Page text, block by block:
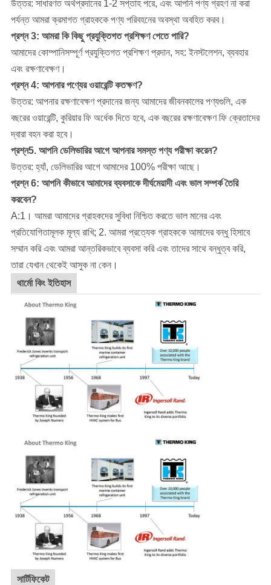
উত্তর: সাধারণত অর্থপ্রদানের 1-2 সপ্তাহ পরে, এবং আপনি পণ্য গ্রহণ না করা
পর্যন্ত আমরা ক্রমাগত গ্রাহককে পণ্য পরিবহনের অবস্থা অবহিত করব।
প্রশ্ন 3: আমরা কি কিছু প্রযুক্তিগত প্রশিক্ষণ পেতে পারি?
আমাদের কোম্পানিসম্পূর্ণ প্রযুক্তিগত প্রশিক্ষণ প্রদান, সহ: ইনস্টলেশন, ব্যবহার
এবং রক্ষণাবেক্ষণ।
প্রশ্ন 4: আপনার পণ্যের ওয়ারেন্টি কতক্ষণ?
উত্তর: আপনার রক্ষণাবেক্ষণ প্রদানের জন্য আমাদের জীবনকালের পণ্যগুলি, এক
বছরের ওয়ারেন্টি, কুরিয়ার ফি অর্ধেক দিতে হবে, এক বছরের রক্ষণাবেক্ষণ ফি ক্রেতাদের
দ্বারা বহন করা হবে।
প্রশ্ন5. আপনি ডেলিভারির আগে আপনার সমস্ত পণ্য পরীক্ষা করেন?
উত্তর: হ্যাঁ, ডেলিভারির আগে আমাদের 100% পরীক্ষা আছে।
প্রশ্ন 6: আপনি কীভাবে আমাদের ব্যবসাকে দীর্ঘমেয়াদী এবং ভাল সম্পর্ক তৈরি
করবেন?
A:1। আমরা আমাদের গ্রাহকদের সুবিধা নিশ্চিত করতে ভাল মানের এবং
প্রতিযোগিতামূলক মূল্য রাখি; 2. আমরা প্রত্যেক গ্রাহককে আমাদের বন্ধু হিসাবে
সম্মান করি এবং আমরা আন্তরিকভাবে ব্যবসা করি এবং তাদের সাথে বন্ধুত্ব করি,
তারা যেখান থেকেই আসুক না কেন।
থার্মো কিং ইতিহাস
সার্টিফিকেট